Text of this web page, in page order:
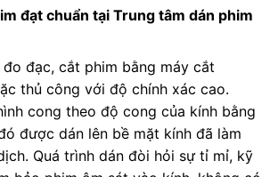
đạt chuẩn tại Trung tâm dán phim
đo đạc, cắt phim bằng máy cắt
thủ công với độ chính xác cao.
cong theo độ cong của kính bằng
được dán lên bề mặt kính đã làm
Quá trình dán đòi hỏi sự tỉ mỉ, kỹ